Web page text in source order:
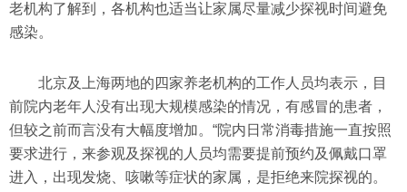
老机构了解到，各机构也适当让家属尽量减少探视时间避免
感染。
北京及上海两地的四家养老机构的工作人员均表示，目
前院内老年人没有出现大规模感染的情况，有感冒的患者，
但较之前而言没有大幅度增加。“院内日常消毒措施一直按照
要求进行，来参观及探视的人员均需要提前预约及佩戴口罩
进入，出现发烧、咳嗽等症状的家属，是拒绝来院探视的。